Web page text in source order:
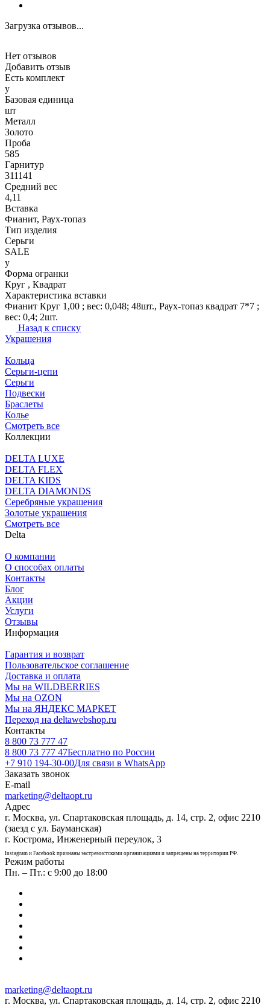
Загрузка отзывов...
Нет отзывов
Добавить отзыв
Есть комплект
y
Базовая единица
шт
Металл
Золото
Проба
585
Гарнитур
311141
Средний вес
4,11
Вставка
Фианит, Раух-топаз
Тип изделия
Серьги
SALE
y
Форма огранки
Круг , Квадрат
Характеристика вставки
Фианит Круг 1,00 ; вес: 0,048; 48шт., Раух-топаз квадрат 7*7 ;
вес: 0,4; 2шт.
Назад к списку
Украшения
Кольца
Серьги-цепи
Серьги
Подвески
Браслеты
Колье
Смотреть все
Коллекции
DELTA LUXE
DELTA FLEX
DELTA KIDS
DELTA DIAMONDS
Серебряные украшения
Золотые украшения
Смотреть все
Delta
О компании
О способах оплаты
Контакты
Блог
Акции
Услуги
Отзывы
Информация
Гарантия и возврат
Пользовательское соглашение
Доставка и оплата
Мы на WILDBERRIES
Мы на OZON
Мы на ЯНДЕКС МАРКЕТ
Переход на deltawebshop.ru
Контакты
8 800 73 777 47
8 800 73 777 47Бесплатно по России
+7 910 194-30-00Для связи в WhatsApp
Заказать звонок
E-mail
marketing@deltaopt.ru
Адрес
г. Москва, ул. Спартаковская площадь, д. 14, стр. 2, офис 2210
(заезд с ул. Бауманская)
г. Кострома, Инженерный переулок, 3
Instagram и Facebook признаны экстремистскими организациями и запрещены на территории РФ.
Режим работы
Пн. – Пт.: с 9:00 до 18:00
marketing@deltaopt.ru
г. Москва, ул. Спартаковская площадь, д. 14, стр. 2, офис 2210